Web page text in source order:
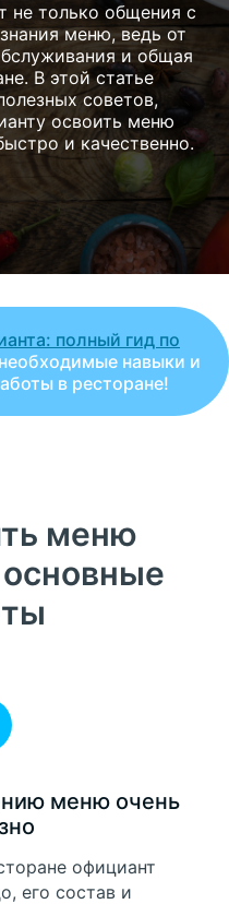
не только общения с
меню, ведь от
и общая
В этой статье
советов,
освоить меню
и качественно.
полный гид по
навыки и
в ресторане!
меню
меню очень
официант
его состав и